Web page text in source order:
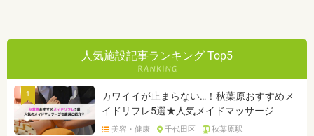
人気施設記事ランキング Top5
1
カワイイが止まらない…！秋葉原おすすめメ
イドリフレ5選★人気メイドマッサージ
美容・健康 千代田区 秋葉原駅